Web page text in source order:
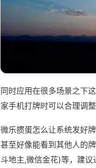
同时应用在很多场景之下
家手机打牌时可以合理调
微乐掼蛋怎么让系统发好
甚至好像能看到其他人的
斗地主,微信金花)等，建议